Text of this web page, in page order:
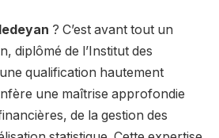
? C’est avant tout un
diplômé de l’Institut des
qualification hautement
une maîtrise approfondie
de la gestion des